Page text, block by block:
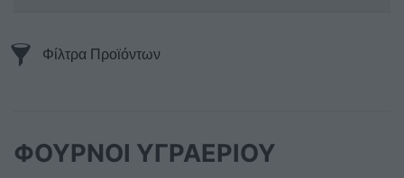
Φίλτρα Προϊόντων
ΦΟΥΡΝΟΙ ΥΓΡΑΕΡΙΟΥ